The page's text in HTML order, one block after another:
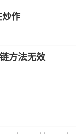
炒作
方法无效